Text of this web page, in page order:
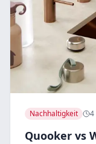
Nachhaltigkeit 4
Quooker vs